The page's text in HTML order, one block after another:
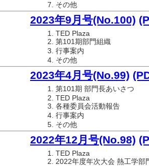
その他
2023年9月号(No.100)
TED Plaza
第101期部門組織
行事案内
その他
2023年4月号(No.99)
第101期 部門長あいさつ
TED Plaza
各種委員会活動報告
行事案内
その他
2022年12月号(No.98)
TED Plaza
2022年度年次大会 熱工学部